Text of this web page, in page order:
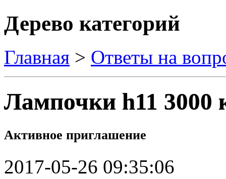
Дерево категорий
Главная > Ответы на
Лампочки h11 3000
Активное приглашение
2017-05-26 09:35:06